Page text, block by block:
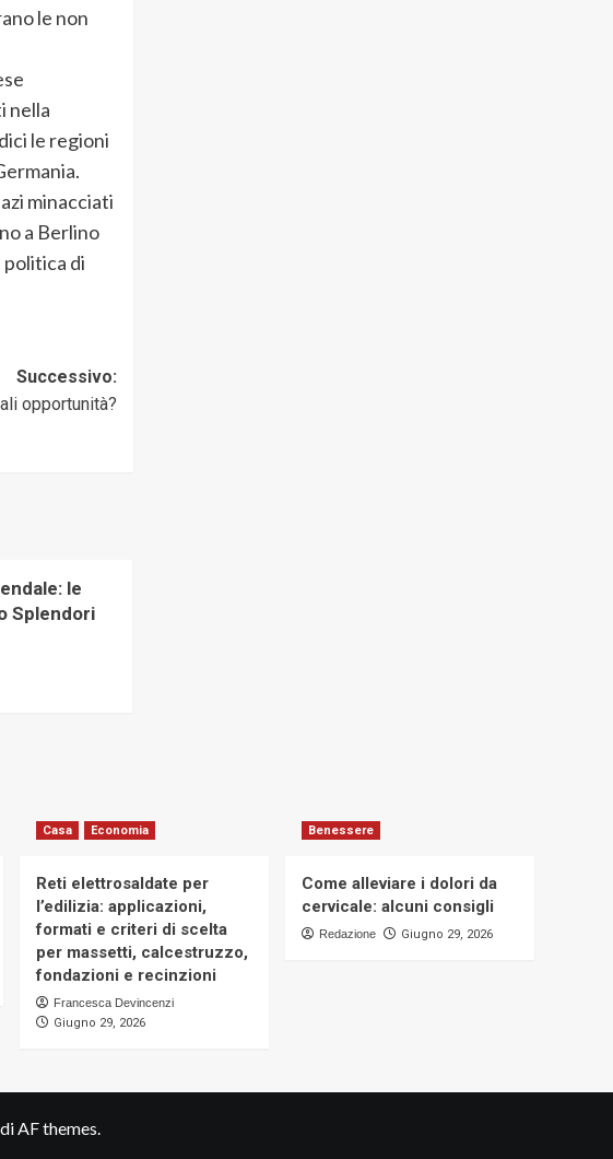
le non
nella
le regioni
minacciati
a Berlino
di
Successivo:
opportunità?
le
Splendori
Casa Economia
Reti elettrosaldate per
l’edilizia: applicazioni,
formati e criteri di scelta
per massetti, calcestruzzo,
fondazioni e recinzioni
Francesca Devincenzi
Giugno 29, 2026
Benessere
Come alleviare i dolori da
cervicale: alcuni consigli
Redazione Giugno 29, 2026
di AF themes.